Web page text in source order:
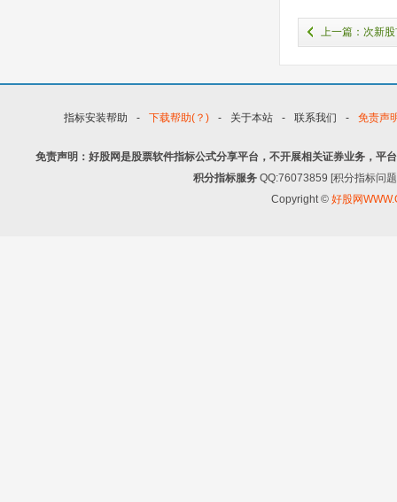
上一篇：次新
指标安装帮助 - 下载帮助(？) - 关于本站 - 联系我们 - 免责声
免责声明：好股网是股票软件指标公式分享平台，不开展相关证券业务，平
积分指标服务 QQ:76073859 [积分指标问
Copyright © 好股网